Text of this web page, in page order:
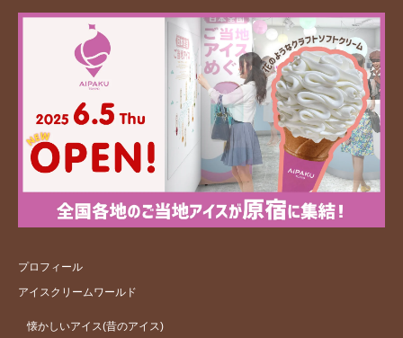
プロフィール
アイスクリームワールド
懐かしいアイス(昔のアイス)